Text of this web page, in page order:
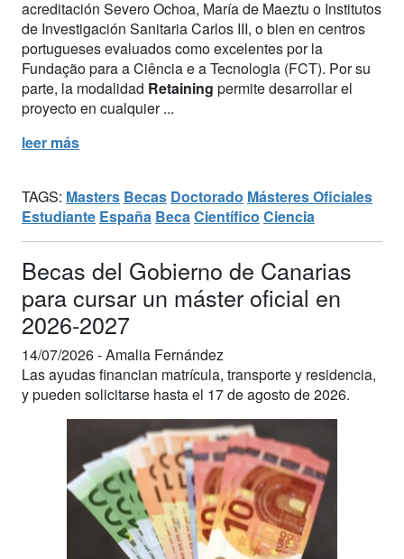
acreditación Severo Ochoa, María de Maeztu o Institutos
de Investigación Sanitaria Carlos III, o bien en centros
portugueses evaluados como excelentes por la
Fundação para a Ciência e a Tecnologia (FCT). Por su
parte, la modalidad Retaining permite desarrollar el
proyecto en cualquier ...
leer más
TAGS: Masters Becas Doctorado Másteres Oficiales
Estudiante España BecaCientífico Ciencia
Becas del Gobierno de Canarias
para cursar un máster oficial en
2026-2027
14/07/2026 -Amalia Fernández
Las ayudas financian matrícula, transporte y residencia,
y pueden solicitarse hasta el 17 de agosto de 2026.